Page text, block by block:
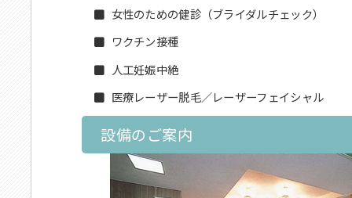
女性のための健診（ブライダルチェック）
ワクチン接種
人工妊娠中絶
医療レーザー脱毛／レーザーフェイシャル
設備のご案内